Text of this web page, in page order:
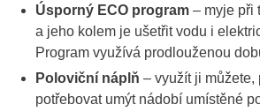
Úsporný ECO program – myje při
a jeho kolem je ušetřit vodu i
Program využívá prodlouženou
Poloviční náplň – využít ji můžete,
potřebovat umýt nádobí umístěné